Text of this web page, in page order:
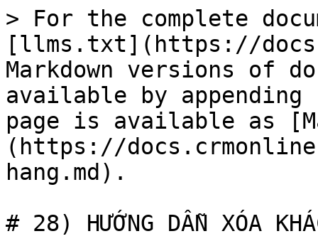
> For the complete
[llms.txt](https://
Markdown versions of
available by
page is available as
(https://
hang.md).
# 28) HƯỚNG DẪN XÓA